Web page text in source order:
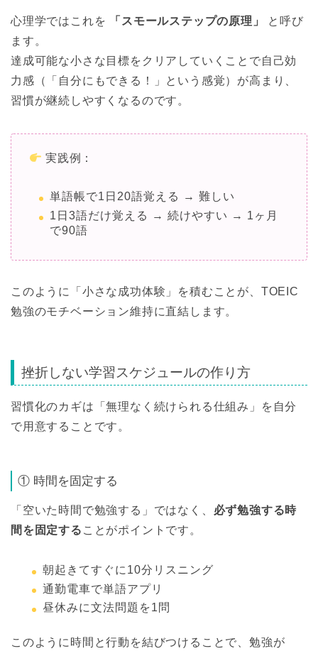
心理学ではこれを 「スモールステップの原理」
と呼び
ます。
達成可能な小さな目標をクリアしていくことで自己効
力感（「自分にもできる！」という感覚）が高まり、
習慣が継続しやすくなるのです。
実践例：
単語帳で1日20語覚える → 難しい
1日3語だけ覚える → 続けやすい → 1ヶ月
で90語
このように「小さな成功体験」を積むことが、TOEIC
勉強のモチベーション維持に直結します。
挫折しない学習スケジュールの作り方
習慣化のカギは「無理なく続けられる仕組み」を自分
で用意することです。
① 時間を固定する
「空いた時間で勉強する」ではなく、 必ず勉強する時
間を固定する ことがポイントです。
朝起きてすぐに10分リスニング
通勤電車で単語アプリ
昼休みに文法問題を1問
このように時間と行動を結びつけることで、勉強が